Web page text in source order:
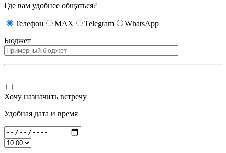
Где вам удобнее общаться?
Телефон MAX Telegram
WhatsApp
Бюджет
Хочу назначить встречу
Удобная дата и время